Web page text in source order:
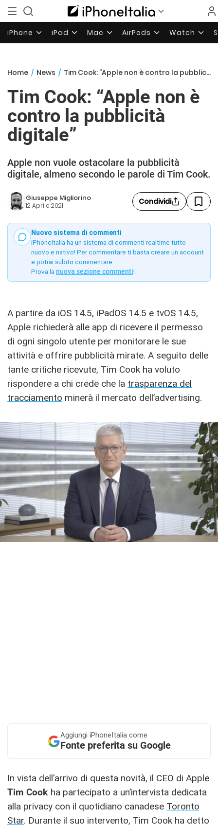
iPhone iPad Mac AirPods Watch
Home / News / Tim Cook: “Apple non è contro la pubblicità digitale”
Tim Cook: “Apple non è
contro la pubblicità
digitale”
Apple non vuole ostacolare la pubblicità
digitale, almeno secondo le parole di Tim Cook.
Giuseppe Migliorino
12 Aprile 2021 Condividi
Nuovo sistema di commenti
iPhoneItalia ha un sistema di commenti realtime tutto
nuovo e nativo! Per commentare ti basta creare un account
e potrai subito commentare.
Prova la nuova sezione commenti!
A partire da iOS 14.5, iPadOS 14.5 e tvOS 14.5,
Apple richiederà alle app di ricevere il permesso
di ogni singolo utente per monitorare le sue
attività e offrire pubblicità mirate. A seguito delle
tante critiche ricevute, Tim Cook ha voluto
rispondere a chi crede che la trasparenza del
tracciamento minerà il mercato dell’advertising.
Aggiungi iPhoneItalia come
Fonte preferita su Google
In vista dell’arrivo di questa novità, il CEO di Apple
Tim Cook ha partecipato a un’intervista dedicata
alla privacy con il quotidiano canadese Toronto
Star. Durante il suo intervento, Tim Cook ha detto